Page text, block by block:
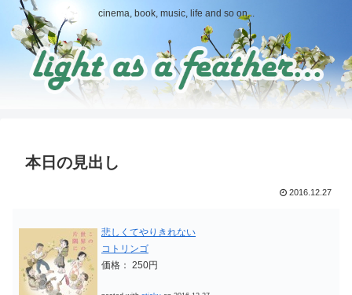
cinema, book, music, life and so on...
本日の見出し
2016.12.27
悲しくてやりきれない
コトリンゴ
価格： 250円